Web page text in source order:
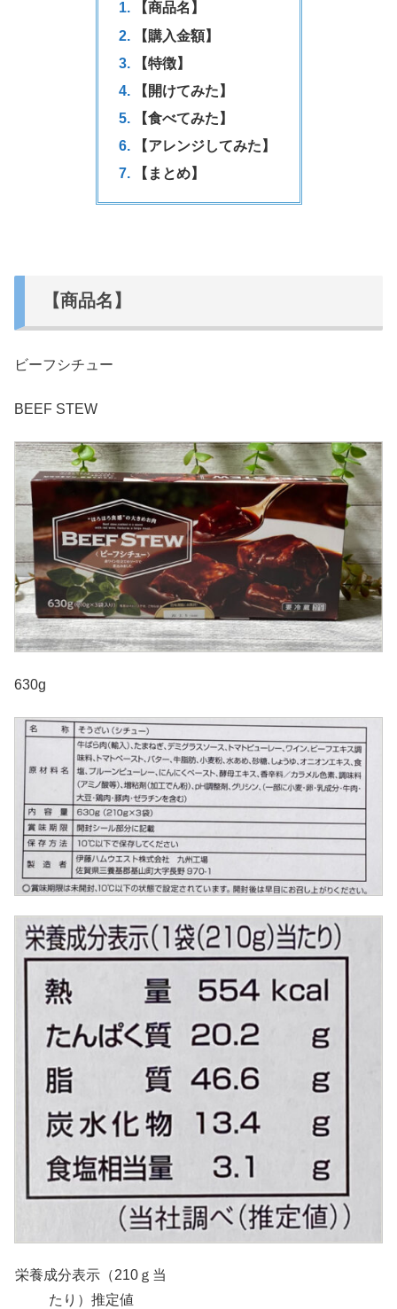
【商品名】
【購入金額】
【特徴】
【開けてみた】
【食べてみた】
【アレンジしてみた】
【まとめ】
【商品名】
ビーフシチュー
BEEF STEW
630g
栄養成分表示（210ｇ当
たり）推定値